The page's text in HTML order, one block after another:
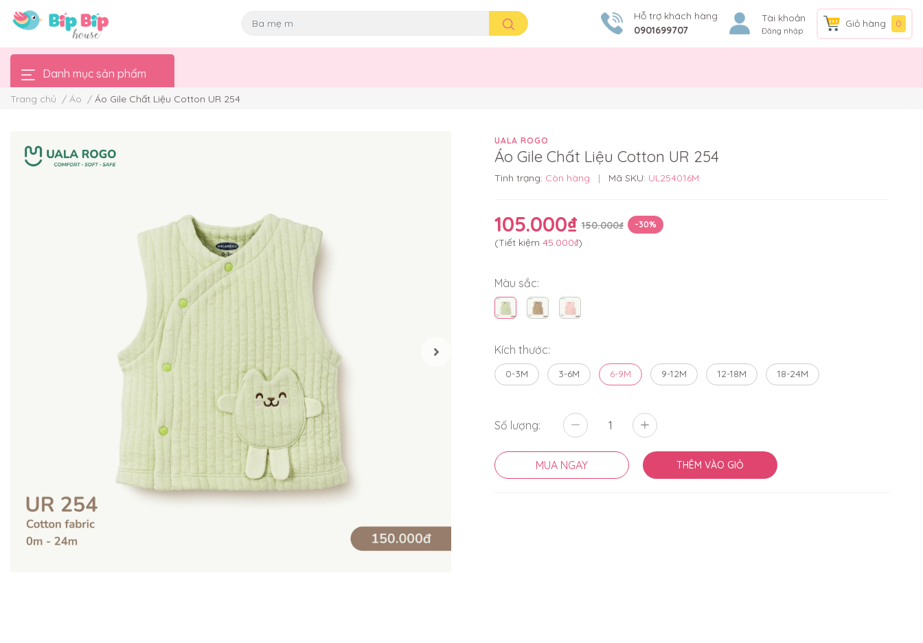
Hỗ trợ khách hàng
0901699707
Tài khoản
Đăng nhập
Giỏ hàng 0
Danh mục sản phẩm
Trang chủ / Áo / Áo Gile Chất Liệu Cotton UR 254
UALA ROGO
Áo Gile Chất Liệu Cotton UR 254
Tình trạng: Còn hàng | Mã SKU: UL254016M
105.000₫ 150.000₫ -30%
(Tiết kiệm 45.000₫)
Màu sắc:
Kích thước:
0-3M 3-6M 6-9M 9-12M 12-18M 18-24M
Số lượng:
MUA NGAY THÊM VÀO GIỎ